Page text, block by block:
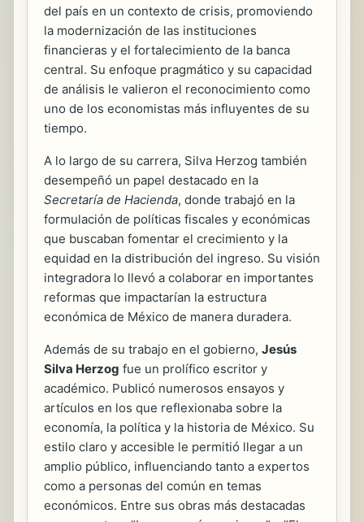
del país en un contexto de crisis, promoviendo
la modernización de las instituciones
financieras y el fortalecimiento de la banca
central. Su enfoque pragmático y su capacidad
de análisis le valieron el reconocimiento como
uno de los economistas más influyentes de su
tiempo.
A lo largo de su carrera, Silva Herzog también
desempeñó un papel destacado en la
Secretaría de Hacienda, donde trabajó en la
formulación de políticas fiscales y económicas
que buscaban fomentar el crecimiento y la
equidad en la distribución del ingreso. Su visión
integradora lo llevó a colaborar en importantes
reformas que impactarían la estructura
económica de México de manera duradera.
Además de su trabajo en el gobierno, Jesús
Silva Herzog fue un prolífico escritor y
académico. Publicó numerosos ensayos y
artículos en los que reflexionaba sobre la
economía, la política y la historia de México. Su
estilo claro y accesible le permitió llegar a un
amplio público, influenciando tanto a expertos
como a personas del común en temas
económicos. Entre sus obras más destacadas